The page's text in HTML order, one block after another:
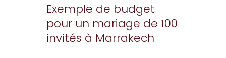
Exemple de budget
pour un mariage de 100
invités à Marrakech